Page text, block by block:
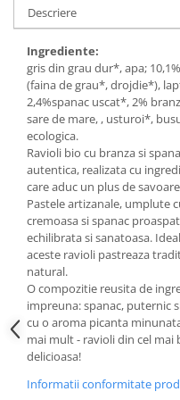
Budinca bio
Indulcitori bio
Inghetata bio si decoratiuni
Ingrediente bio pentru copt
Masline bio si antipasti
Antipasti bio
Masline bio
Pesto bio
Musli si terci
Fulgi din cereale bio
Musli bio
Terci bio
Orez bio si leguminoase
Legume bio
Legume bio in conserva
Orez bio
Descriere
Ingrediente:
gris din grau dur*, apa;
(faina de grau*, drojdie*),
2,4%spanac uscat*, 2%
sare de mare, , usturoi*,
ecologica.
Ravioli bio cu branza si
autentica, realizata cu
care aduc un plus de
Pastele artizanale, umplute
cremoasa si spanac
echilibrata si sanatoasa.
aceste ravioli pastreaza
natural.
O compozitie reusita de
impreuna: spanac, puternic
cu o aroma picanta
mai mult - ravioli din cel mai
delicioasa!
Informatii conformitate